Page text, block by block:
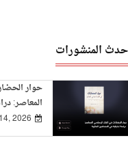
المنشورات
حوار
المضامين
2026